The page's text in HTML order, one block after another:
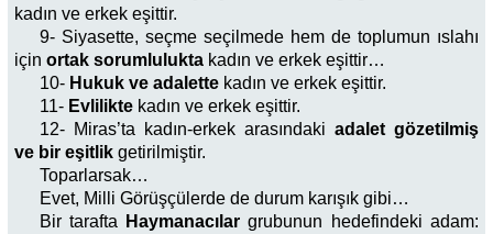
kadın ve erkek eşittir.
9- Siyasette, seçme seçilmede hem de toplumun ıslahı
için ortak sorumlulukta kadın ve erkek eşittir…
10- Hukuk ve adalettekadın ve erkek eşittir.
11- Evliliktekadın ve erkek eşittir.
12- Miras’ta kadın-erkek arasındaki adalet gözetilmiş
ve bir eşitlik getirilmiştir.
Toparlarsak…
Evet, Milli Görüşçülerde de durum karışık gibi…
Bir tarafta
Haymanacılar grubunun hedefindeki adam: